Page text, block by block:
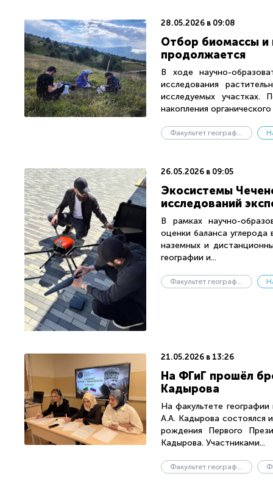
28.05.2026 в 09:08
Отбор биомассы и
продолжается
В ходе научно-
исследования
исследуемых участках.
накопления
Факультет географии и геоэкологии
26.05.2026 в 09:05
Экосистемы
исследований
В рамках научно-
оценки баланса углерода
наземных и
географии и...
Факультет географии и геоэкологии
21.05.2026 в 13:26
На ФГиГ прошёл
Кадырова
На факультете географии
А.А. Кадырова состоялся
рождения Первого
Кадырова. Участниками...
Факультет географии и геоэкологии